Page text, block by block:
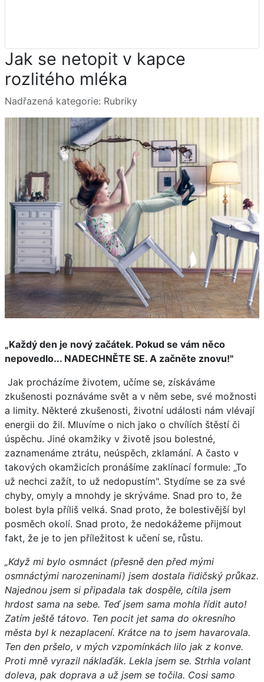
Jak se netopit v kapce
rozlitého mléka
Základní údaje
Nadřazená kategorie: Rubriky
„Každý den je nový začátek. Pokud se vám něco
nepovedlo... NADECHNĚTE SE. A začněte znovu!"
Jak procházíme životem, učíme se, získáváme
zkušenosti poznáváme svět a v něm sebe, své možnosti
a limity. Některé zkušenosti, životní události nám vlévají
energii do žil. Mluvíme o nich jako o chvílích štěstí či
úspěchu. Jiné okamžiky v životě jsou bolestné,
zaznamenáme ztrátu, neúspěch, zklamání. A často v
takových okamžicích pronášíme zaklínací formule: „To
už nechci zažít, to už nedopustím". Stydíme se za své
chyby, omyly a mnohdy je skrýváme. Snad pro to, že
bolest byla příliš velká. Snad proto, že bolestivější byl
posměch okolí. Snad proto, že nedokážeme přijmout
fakt, že je to jen příležitost k učení se, růstu.
„Když mi bylo osmnáct (přesně den před mými
osmnáctými narozeninami) jsem dostala řidičský průkaz.
Najednou jsem si připadala tak dospěle, cítila jsem
hrdost sama na sebe. Teď jsem sama mohla řídit auto!
Zatím ještě tátovo. Ten pocit jet sama do okresního
města byl k nezaplacení. Krátce na to jsem havarovala.
Ten den pršelo, v mých vzpomínkách lilo jak z konve.
Proti mně vyrazil náklaďák. Lekla jsem se. Strhla volant
doleva, pak doprava a už jsem se točila. Cosi samo